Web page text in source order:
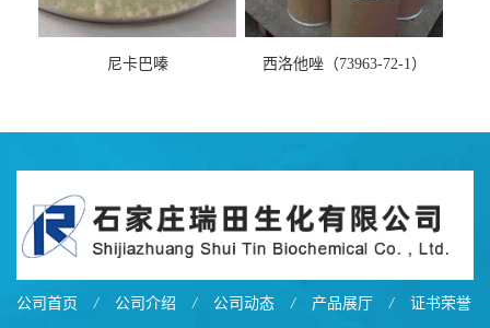
尼卡巴嗪 西洛他唑（73963-72-1）
公司首页 / 公司介绍 / 公司动态 / 产品展厅 / 证书荣誉